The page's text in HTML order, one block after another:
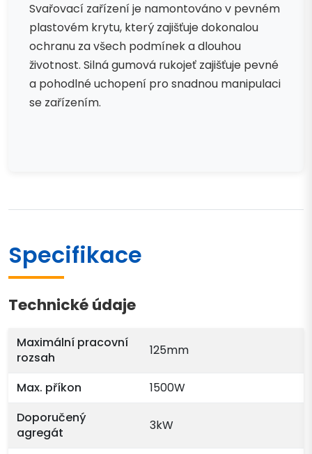
Svařovací zařízení je namontováno v pevném
plastovém krytu, který zajišťuje dokonalou
ochranu za všech podmínek a dlouhou
životnost. Silná gumová rukojeť zajišťuje pevné
a pohodlné uchopení pro snadnou manipulaci
se zařízením.
Specifikace
Technické údaje
Maximální pracovní
rozsah
125mm
Max. příkon
1500W
Doporučený
agregát
3kW